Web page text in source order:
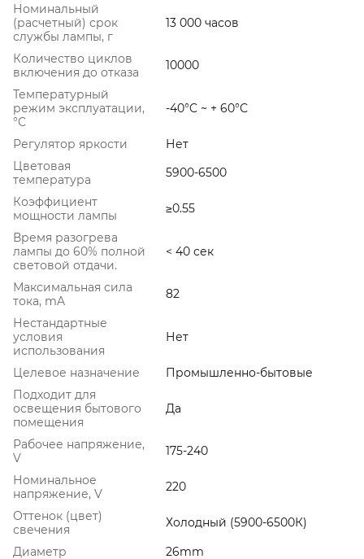
Номинальный
(расчетный) срок
службы лампы, г
13 000 часов
Количество циклов
включения до отказа
10000
Температурный
режим эксплуатации,
°C
-40°C ~ + 60°С
Регулятор яркости
Нет
Цветовая
температура
5900-6500
Коэффициент
мощности лампы
≥0.55
Время разогрева
лампы до 60% полной
световой отдачи.
< 40 сек
Максимальная сила
тока, mA
82
Нестандартные
условия
использования
Нет
Целевое назначение
Промышленно-бытовые
Подходит для
освещения бытового
помещения
Да
Рабочее напряжение,
V
175-240
Номинальное
напряжение, V
220
Оттенок (цвет)
свечения
Холодный (5900-6500К)
Диаметр
26mm